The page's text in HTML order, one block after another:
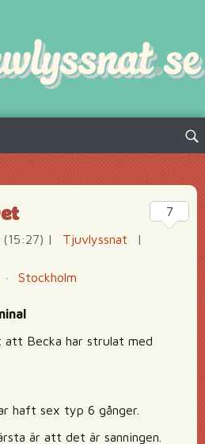
Sök
| Tjuvlyssnat
|
· Stockholm
att Becka har strulat med
haft sex typ 6 gånger.
är att det är sanningen.
7